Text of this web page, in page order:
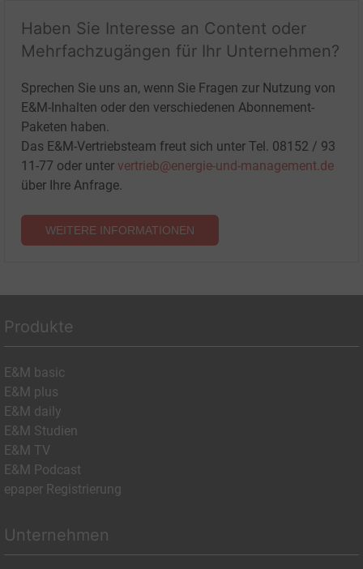
Haben Sie Interesse an Content oder
Mehrfachzugängen für Ihr Unternehmen?
Sprechen Sie uns an, wenn Sie Fragen zur Nutzung von
E&M-Inhalten oder den verschiedenen Abonnement-
Paketen haben.
Das E&M-Vertriebsteam freut sich unter Tel. 08152 / 93
11-77 oder unter vertrieb@energie-und-management.de
über Ihre Anfrage.
WEITERE INFORMATIONEN
Produkte
E&M basic
E&M plus
E&M daily
E&M Studien
E&M TV
E&M Podcast
epaper Registrierung
Unternehmen